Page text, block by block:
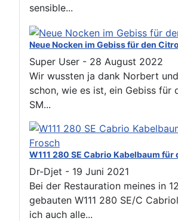
sensible...
Neue Nocken im Gebiss für den
Super User - 28 August 2022
Wir wussten ja dank Norbert
schon, wie es ist, ein Gebiss für
SM...
W111 280 SE Cabrio Kabelbaum für
Dr-Djet - 19 Juni 2021
Bei der Restauration meines in
gebauten W111 280 SE/C
ich auch alle...